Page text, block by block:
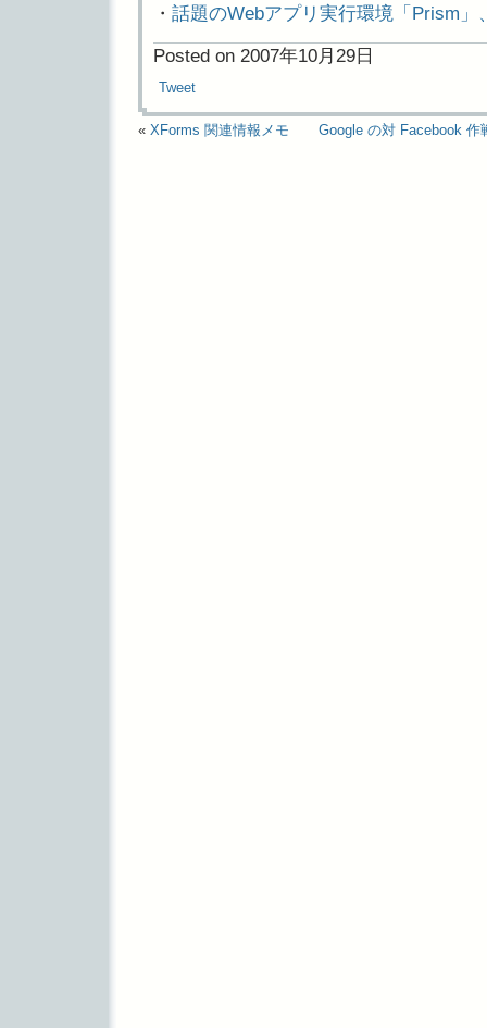
・ 話題のWebアプリ実行環境「Prism」
Posted on 2007年10月29日
Tweet
« XForms 関連情報メモ Google の対 Facebook 作